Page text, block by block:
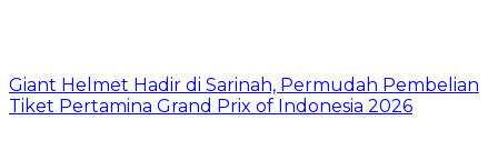
Giant Helmet Hadir di Sarinah, Permudah Pembelian
Tiket Pertamina Grand Prix of Indonesia 2026